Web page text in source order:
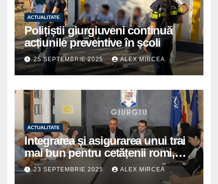
ACTUALITATE
Polițiștii giurgiuveni continuă
acțiunile preventive în școli
25 SEPTEMBRIE 2025 ALEX MIRCEA
ACTUALITATE
Integrarea și asigurarea unui trai
mai bun pentru cetățenii romi,
prioritate pentru instituțiile
publice giurgiuvene
23 SEPTEMBRIE 2025 ALEX MIRCEA